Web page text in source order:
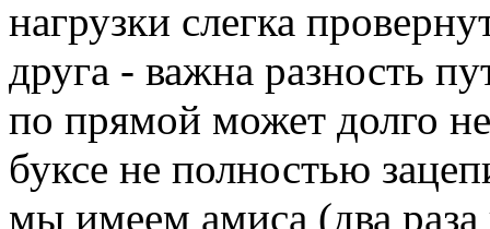
нагрузки слегка
друга - важна разность
по прямой может долго
буксе не полностью
мы имеем амиса (два раза